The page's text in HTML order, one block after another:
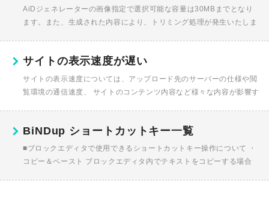
AiDジェネレーターの画像指定で選択可能な容量は30MBまでとなり
ます。また、生成された内容により、トリミング処理が発生いたしま
サイトの表示速度が遅い
サイトの表示速度については、アップロード先のサーバーの仕様や閲
覧環境の通信速度、 サイトのコンテンツ内容など様々な内容が影響す
BiNDup ショートカットキー一覧
■ブロックエディタで使用できるショートカットキー操作について ・
コピー＆ペースト ブロックエディタ内でテキストをコピーする場合